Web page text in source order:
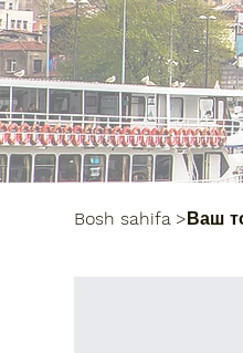
Bosh sahifa >Ваш